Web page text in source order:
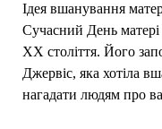
Ідея вшанування
Сучасний День
ХХ століття. Його
Джервіс, яка хотіла
нагадати людям про